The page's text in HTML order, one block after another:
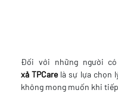
Đối với những người
xả TPCarelà sự lựa chọn
không mong muốn khi